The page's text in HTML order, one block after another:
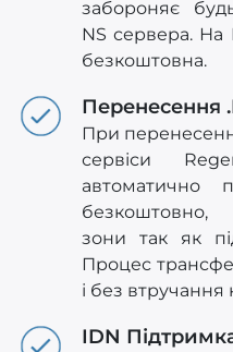
забороняє
NS сервера. На
безкоштовна.
Перенесення
При
сервіси
автоматично
безкоштовно,
зони так як
Процес
і без втручання
IDN